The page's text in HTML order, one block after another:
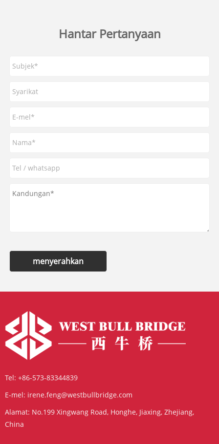
Hantar Pertanyaan
menyerahkan
Tel: +86-573-83344839
E-mel: irene.feng@westbullbridge.com
Alamat: No.199 Xingwang Road, Honghe, Jiaxing, Zhejiang,
China